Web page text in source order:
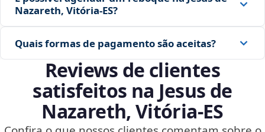
Nazareth, Vitória‑ES?
Quais formas de pagamento são aceitas?
Reviews de clientes
satisfeitos na Jesus de
Nazareth, Vitória‑ES